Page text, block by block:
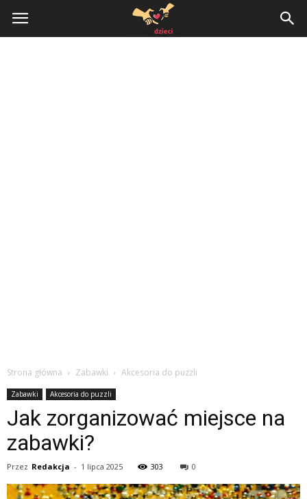
KochamyDzieci.pl
Strona główna Zabawki Akcesoria do puzzli
Zabawki Akcesoria do puzzli
Jak zorganizować miejsce na
zabawki?
Przez Redakcja - 1 lipca 2025 303 0